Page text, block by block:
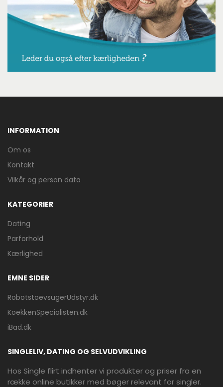
INFORMATION
Om os
Kontakt
Vilkår og person data
KATEGORIER
Dating
Parforhold
Kærlighed
EMNE SIDER
RobotstoevsugerUdstyr.dk
KoekkenSpecialisten.dk
iBad.dk
SINGLELIV, DATING OG SELVUDVIKLING
Hos Single flirt indhenter vi produkter og priser fra en
række online butikker med bøger relevant for singler.